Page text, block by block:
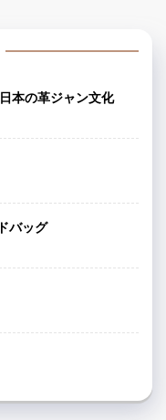
本の革ジャン文化
バッグ